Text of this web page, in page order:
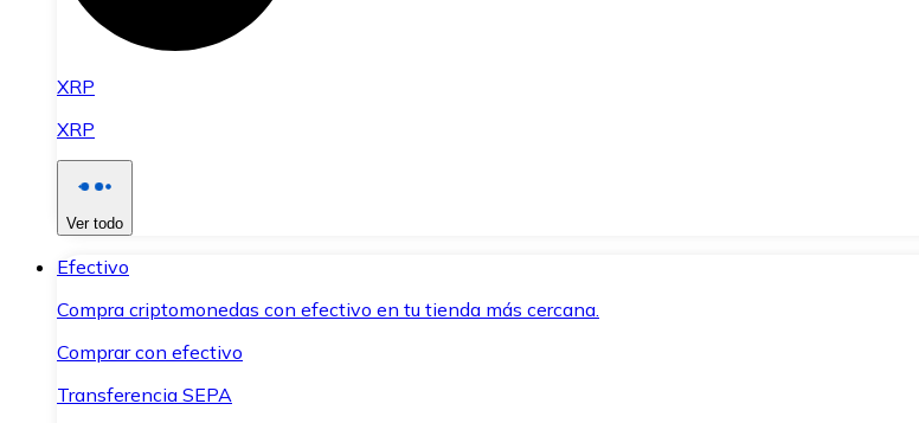
XRP
XRP
Ver todo
Efectivo
Compra criptomonedas con efectivo en tu tienda más cercana.
Comprar con efectivo
Transferencia SEPA